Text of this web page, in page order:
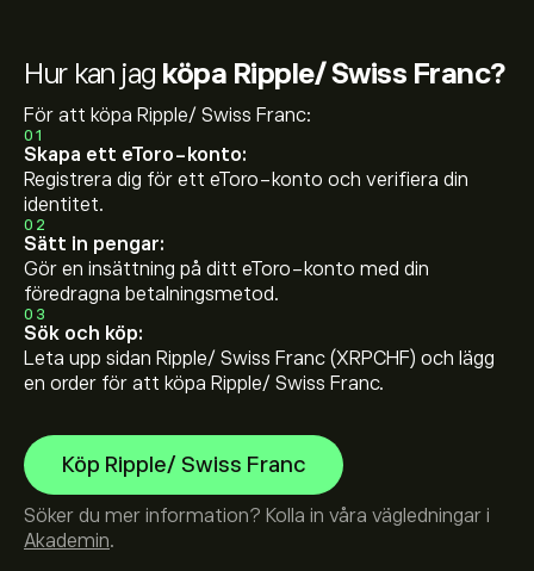
Hur kan jag köpa Ripple/ Swiss Franc?
För att köpa Ripple/ Swiss Franc:
01
Skapa ett eToro-konto:
Registrera dig för ett eToro-konto och verifiera din
identitet.
02
Sätt in pengar:
Gör en insättning på ditt eToro-konto med din
föredragna betalningsmetod.
03
Sök och köp:
Leta upp sidan Ripple/ Swiss Franc (XRPCHF) och lägg
en order för att köpa Ripple/ Swiss Franc.
Köp Ripple/ Swiss Franc
Söker du mer information? Kolla in våra vägledningar i
Akademin.